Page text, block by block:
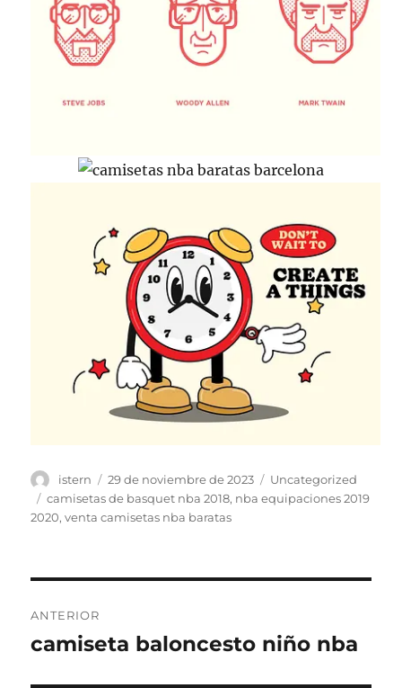
Autor
istern
Publicado
el
29 de noviembre de 2023 Categorías
Uncategorized
Etiquetas
camisetas de basquet nba 2018, nba equipaciones 2019
2020,venta camisetas nba baratas
de
ANTERIOR
Entrada
camiseta baloncesto niño nba